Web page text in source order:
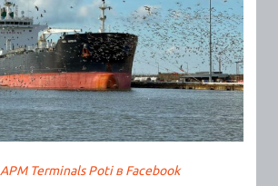
APM Terminals Poti в Facebook